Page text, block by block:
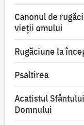
Canonul de
vieții omului
Rugăciune la
Psaltirea
Acatistul
Domnului